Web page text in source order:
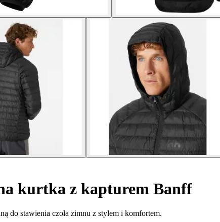
kurtka z kapturem Banff
do stawienia czoła zimnu z stylem i komfortem.